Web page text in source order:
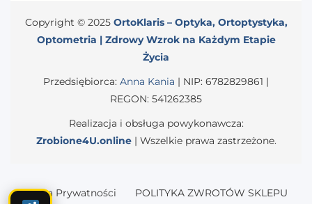
Copyright © 2025 OrtoKlaris – Optyka, Ortoptystyka,
Optometria | Zdrowy Wzrok na Każdym Etapie
Życia
Przedsiębiorca: Anna Kania | NIP: 6782829861 |
REGON: 541262385
Realizacja i obsługa powykonawcza:
Zrobione4U.online| Wszelkie prawa zastrzeżone.
Polityka Prywatności
POLITYKA ZWROTÓW SKLEPU